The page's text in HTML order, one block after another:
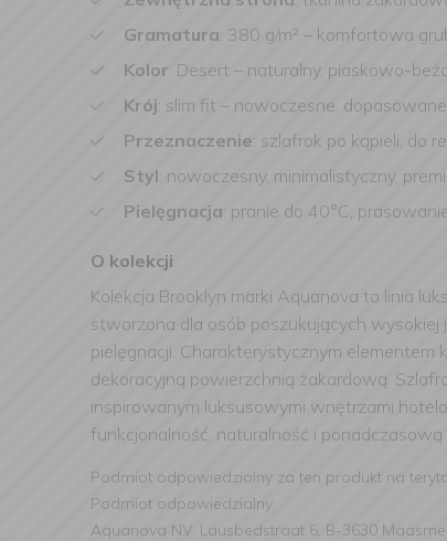
Gramatura: 380 g/m² – komfortowa
Kolor: Desert – naturalny, piaskowo-
Krój: slim fit – nowoczesne,
Przeznaczenie: szlafrok po kąpieli, do
Styl: nowoczesny, minimalistyczny,
Pielęgnacja: pranie do 40°C,
O kolekcji
Kolekcja Brooklyn marki Aquanova to linia
stworzona dla osób poszukujących
pielęgnacji. Charakterystycznym elementem
dekoracyjną powierzchnią żakardową.
inspirowanym luksusowymi wnętrzami
funkcjonalność, naturalność i ponadczasową
Podmiot odpowiedzialny za ten produkt na
Podmiot odpowiedzialny:
Aquanova NV, Lausbedstraat 6, B-3630